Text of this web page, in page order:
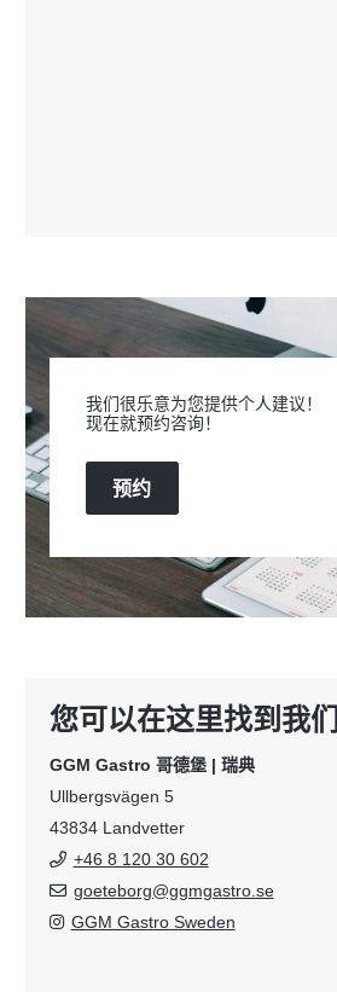
我们很乐意为您提供个人建议！
现在就预约咨询！
预约
您可以在这里找到我们
GGM Gastro 哥德堡 | 瑞典
Ullbergsvägen 5
43834 Landvetter
+46 8 120 30 602
goeteborg@ggmgastro.se
GGM Gastro Sweden